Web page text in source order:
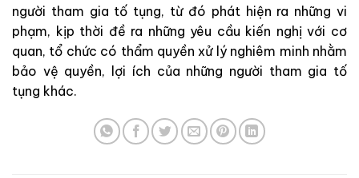
người tham gia tố tụng, từ đó phát hiện ra những vi
phạm, kịp thời đề ra những yêu cầu kiến nghị với cơ
quan, tổ chức có thẩm quyền xử lý nghiêm minh nhằm
bảo vệ quyền, lợi ích của những người tham gia tố
tụng khác.